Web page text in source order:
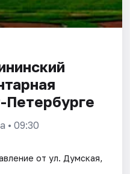
Петербурге
• 09:30
от ул. Думская,